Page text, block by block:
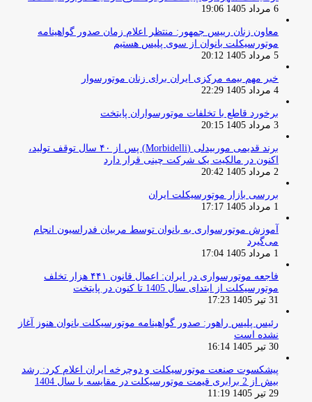
6 مرداد 1405 19:06
معاون زنان رییس جمهور: منتظر اعلام زمان صدور گواهینامه
موتورسیکلت بانوان از سوی پلیس هستیم
5 مرداد 1405 20:12
خبر مهم بیمه مرکزی ایران برای زنان موتورسوار
4 مرداد 1405 22:29
برخورد قاطع با تخلفات موتورسواران پایتخت
3 مرداد 1405 20:15
برند قدیمی موربیدلی (Morbidelli) پس از ۴۰ سال توقف تولید،
اکنون در مالکیت یک شرکت چینی قرار دارد
2 مرداد 1405 20:42
بررسی بازار موتورسیکلت ایران
1 مرداد 1405 17:17
آموزش موتورسواری به بانوان توسط مربیان فدراسیون انجام
می‌گیرد
1 مرداد 1405 17:04
فاجعه موتورسواری در ایران: اعمال قانون ۴۴۱ هزار تخلف
موتورسیکلت از ابتدای سال 1405 تا کنون در پایتخت
31 تیر 1405 17:23
رئیس پلیس راهور: صدور گواهینامه موتورسیکلت بانوان هنوز آغاز
نشده است
30 تیر 1405 16:14
پیشکسوت صنعت موتورسیکلت و دوچرخه ایران اعلام کرد: رشد
بیش از 2 برابری قیمت موتورسیکلت در مقایسه با سال 1404
29 تیر 1405 11:19